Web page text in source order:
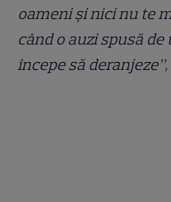
oameni și nici nu te
când o auzi spusă
începe să deranjeze”,